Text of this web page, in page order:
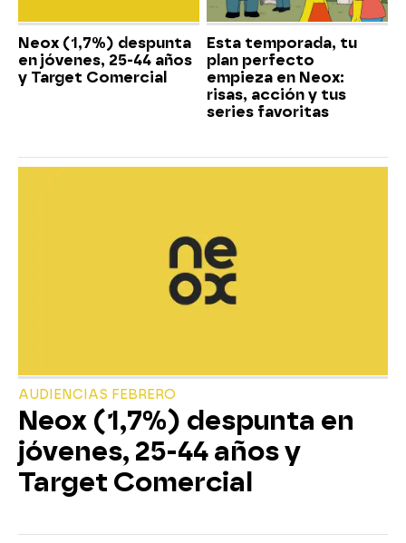
Neox (1,7%) despunta
en jóvenes, 25-44 años
y Target Comercial
Esta temporada, tu
plan perfecto
empieza en Neox:
risas, acción y tus
series favoritas
AUDIENCIAS FEBRERO
Neox (1,7%) despunta en
jóvenes, 25-44 años y
Target Comercial